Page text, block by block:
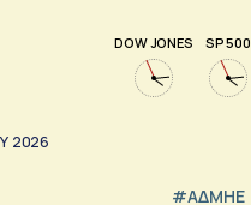
DOW JONES SP 500
2026
#ΑΔΜΗΕ